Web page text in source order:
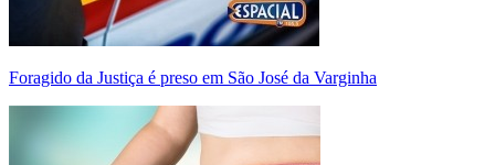
Foragido da Justiça é preso em São José da Varginha